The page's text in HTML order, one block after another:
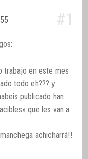
#1
trabajo en este mes
todo eh??? y
publicado han
que les van a
achicharrá!!